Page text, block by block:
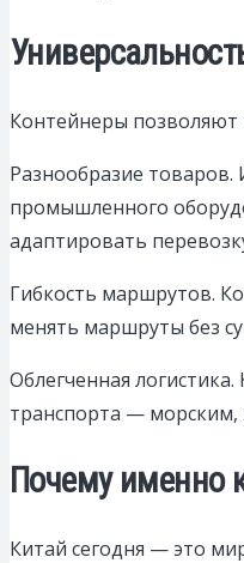
Контейнеры позволяют
Разнообразие
промышленного
адаптировать
Гибкость маршрутов.
менять маршруты без
Облегченная
транспорта —
Почему именно
Китай сегодня — это